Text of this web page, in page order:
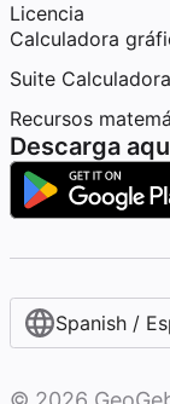
Licencia
Calculadora
Suite Calculadora
Recursos
Descarga
Spanish /